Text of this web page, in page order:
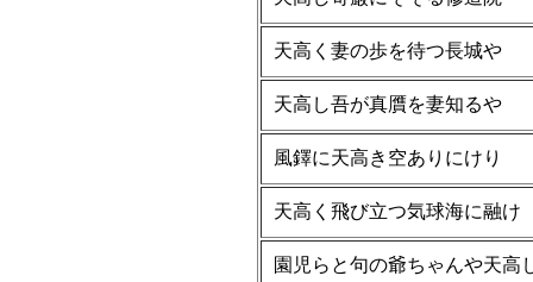
天高く妻の歩を待つ長城や
天高し吾が真贋を妻知るや
風鐸に天高き空ありにけり
天高く飛び立つ気球海に融け
園児らと句の爺ちゃんや天高